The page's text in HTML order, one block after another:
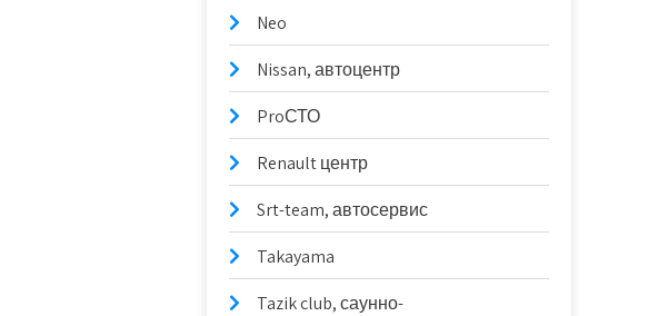
Neo
Nissan, автоцентр
ProСТО
Renault центр
Srt-team, автосервис
Takayama
Tazik club, саунно-